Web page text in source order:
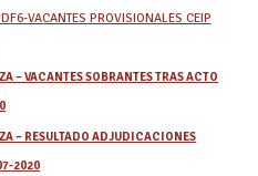
6-VACANTES PROVISIONALES CEIP
– VACANTES SOBRANTES TRAS ACTO
– RESULTADO ADJUDICACIONES
2020